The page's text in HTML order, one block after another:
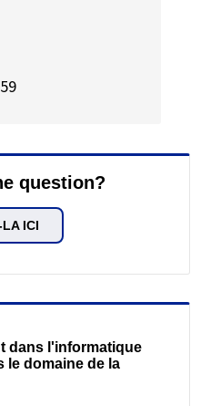
question?
LA ICI
dans l'informatique
le domaine de la